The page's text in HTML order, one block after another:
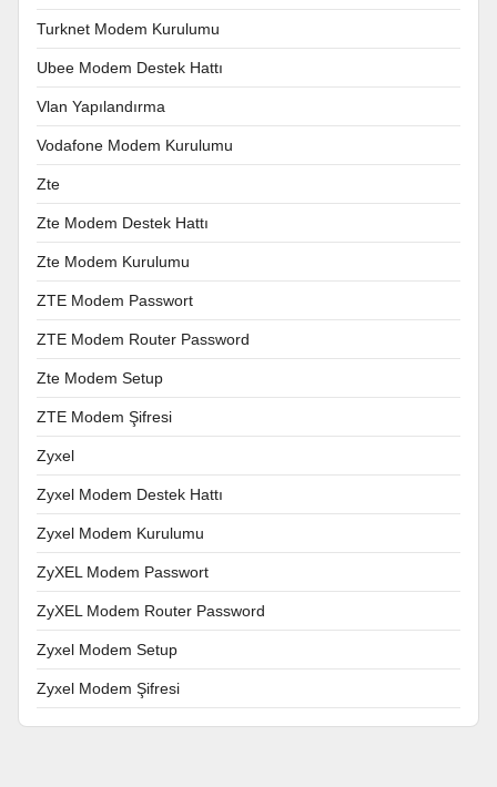
Turknet Modem Kurulumu
Ubee Modem Destek Hattı
Vlan Yapılandırma
Vodafone Modem Kurulumu
Zte
Zte Modem Destek Hattı
Zte Modem Kurulumu
ZTE Modem Passwort
ZTE Modem Router Password
Zte Modem Setup
ZTE Modem Şifresi
Zyxel
Zyxel Modem Destek Hattı
Zyxel Modem Kurulumu
ZyXEL Modem Passwort
ZyXEL Modem Router Password
Zyxel Modem Setup
Zyxel Modem Şifresi